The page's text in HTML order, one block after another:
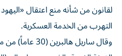
لقانون من شأنه منع اعتقال
التهرب من الخدمة العسكرية.
وقال ساريل